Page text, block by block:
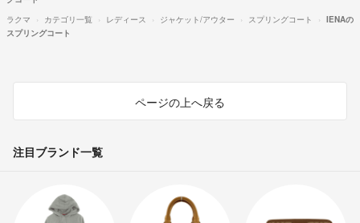
ラクマ
カテゴリ一覧 レディース ジャケット/アウター スプリングコート
IENAの
スプリングコート
ページの上へ戻る
注目ブランド一覧